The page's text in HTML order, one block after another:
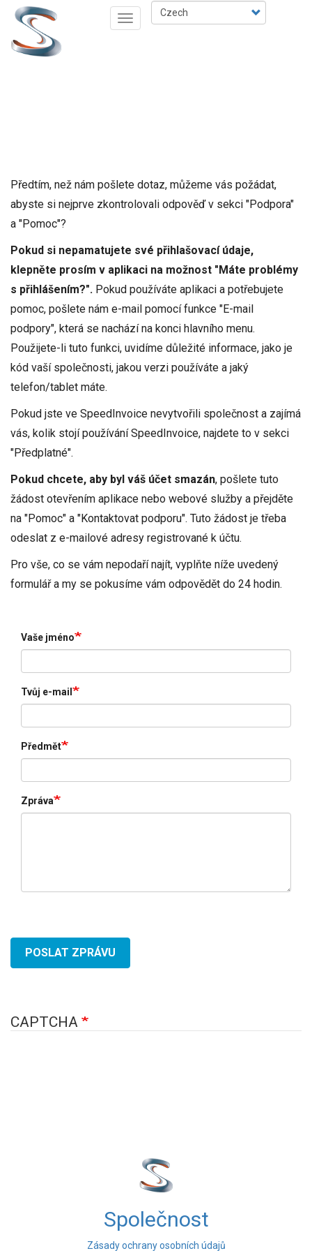
Přejít
hlavnímu
obsahu
Select
your
Toggle
Předtím, než nám pošlete dotaz, můžeme vás požádat,
abyste si nejprve zkontrolovali odpověď v sekci "Podpora"
a "Pomoc"?
Pokud si nepamatujete své přihlašovací údaje,
klepněte prosím v aplikaci na možnost "Máte problémy
s přihlášením?". Pokud používáte aplikaci a potřebujete
pomoc, pošlete nám e-mail pomocí funkce "E-mail
podpory", která se nachází na konci hlavního menu.
Použijete-li tuto funkci, uvidíme důležité informace, jako je
kód vaší společnosti, jakou verzi používáte a jaký
telefon/tablet máte.
Pokud jste ve SpeedInvoice nevytvořili společnost a zajímá
vás, kolik stojí používání SpeedInvoice, najdete to v sekci
"Předplatné".
Pokud chcete, aby byl váš účet smazán, pošlete tuto
žádost otevřením aplikace nebo webové služby a přejděte
na "Pomoc" a "Kontaktovat podporu". Tuto žádost je třeba
odeslat z e-mailové adresy registrované k účtu.
Pro vše, co se vám nepodaří najít, vyplňte níže uvedený
formulář a my se pokusíme vám odpovědět do 24 hodin.
Vaše jméno
Tvůj e-mail
Předmět
Zpráva
POSLAT ZPRÁVU
CAPTCHA
Společnost
Zásady ochrany osobních údajů